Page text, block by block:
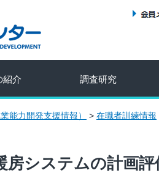
紹介 調査研究
能力開発支援情報） > 在職者訓練情報
房システムの計画評